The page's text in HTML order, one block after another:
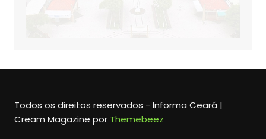
Todos os direitos reservados - Informa Ceará |
Cream Magazine por Themebeez